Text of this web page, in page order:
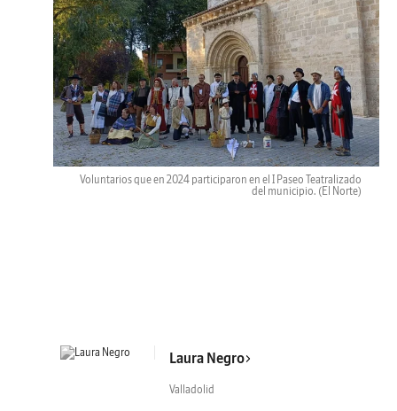
Voluntarios que en 2024 participaron en el I Paseo Teatralizado
del municipio. (El Norte)
Laura Negro
Valladolid